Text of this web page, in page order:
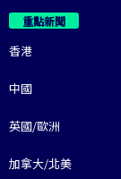
重點新聞
香港
中國
英國/歐洲
加拿大/北美